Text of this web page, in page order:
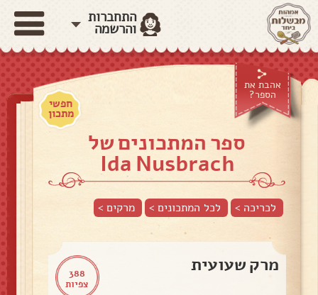
התחברות
והרשמה
אהבת את
הספר?
חפשי
מתכון
ספר המתכונים של
Ida Nusbrach
לכריכה > לכל המתכונים > מרקים>
388
צפיות
מרק שעועית